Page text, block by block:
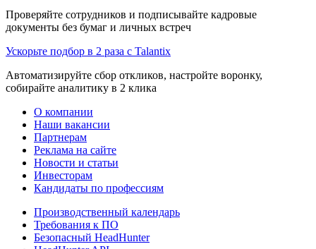
Проверяйте сотрудников и подписывайте кадровые
документы без бумаг и личных встреч
Ускорьте подбор в 2 раза с Talantix
Автоматизируйте сбор откликов, настройте воронку,
собирайте аналитику в 2 клика
О компании
Наши вакансии
Партнерам
Реклама на сайте
Новости и статьи
Инвесторам
Кандидаты по профессиям
Производственный календарь
Требования к ПО
Безопасный HeadHunter